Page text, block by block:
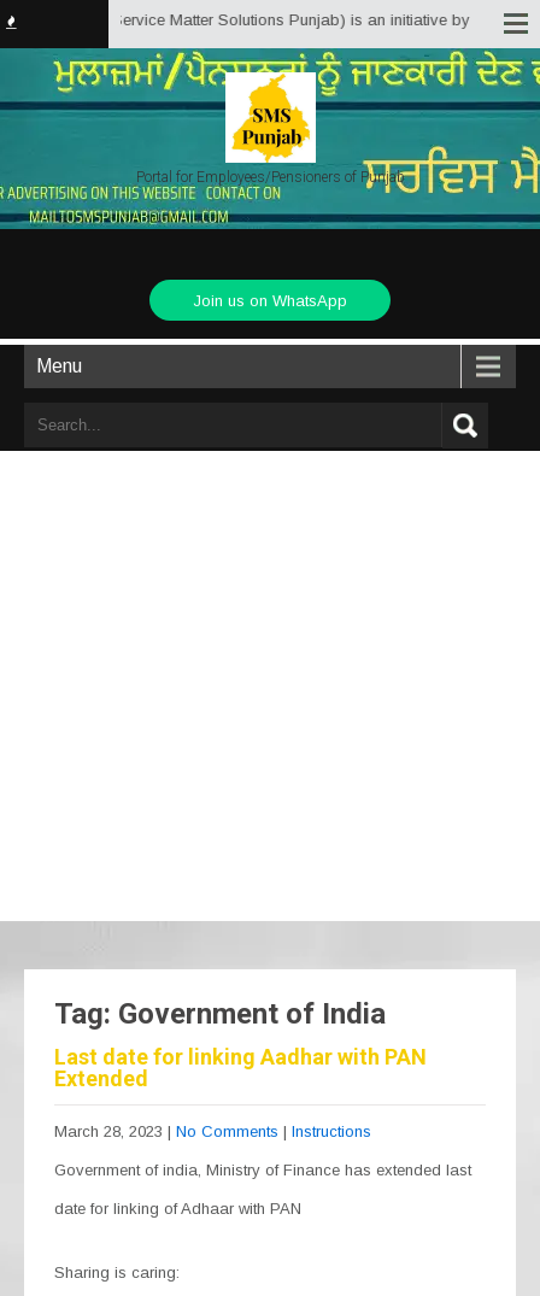
(Service Matter Solutions Punjab) is an initiative by
Portal for Employees/Pensioners of Punjab
Join us on WhatsApp
Menu
Tag: Government of India
Last date for linking Aadhar with PAN
Extended
March 28, 2023 | No Comments | Instructions
Government of india, Ministry of Finance has extended last
date for linking of Adhaar with PAN
Sharing is caring: